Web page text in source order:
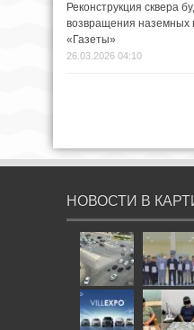
Реконструкция сквера
возвращения
«Газеты»
26.03.2026 04:10
НОВОСТИ В